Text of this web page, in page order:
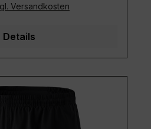
Versandkosten
Details